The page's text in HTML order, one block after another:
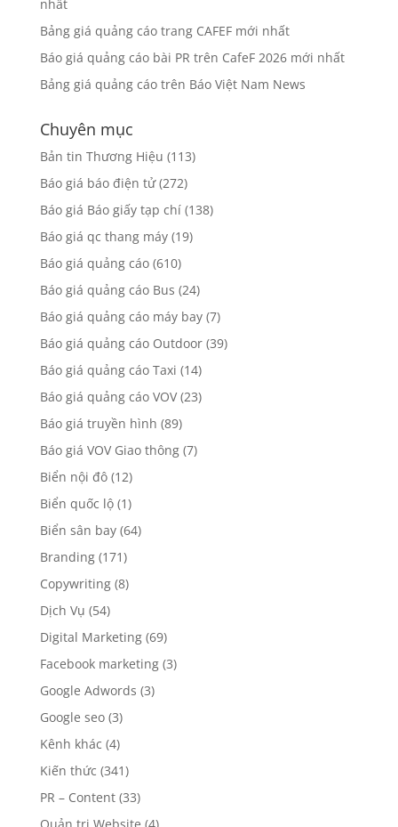
nhất
Bảng giá quảng cáo trang CAFEF mới nhất
Báo giá quảng cáo bài PR trên CafeF 2026 mới nhất
Bảng giá quảng cáo trên Báo Việt Nam News
Chuyên mục
Bản tin Thương Hiệu (113)
Báo giá báo điện tử(272)
Báo giá Báo giấy tạp chí(138)
Báo giá qc thang máy(19)
Báo giá quảng cáo(610)
Báo giá quảng cáo Bus (24)
Báo giá quảng cáo máy bay(7)
Báo giá quảng cáo Outdoor(39)
Báo giá quảng cáo Taxi (14)
Báo giá quảng cáo VOV(23)
Báo giá truyền hình (89)
Báo giá VOV Giao thông(7)
Biển nội đô(12)
Biển quốc lộ(1)
Biển sân bay(64)
Branding(171)
Copywriting(8)
Dịch Vụ (54)
Digital Marketing(69)
Facebook marketing(3)
Google Adwords (3)
Google seo(3)
Kênh khác (4)
Kiến thức (341)
PR – Content(33)